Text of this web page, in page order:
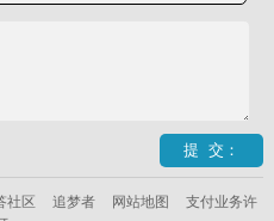
社区 追梦者 网站地图
支付业务许